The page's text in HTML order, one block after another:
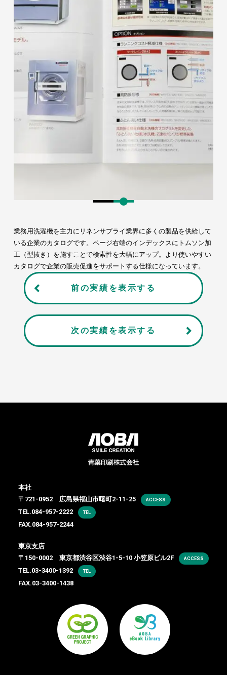
業務用洗濯機を主力にリネンサプライ業界に多くの製品を供給して
いる企業のカタログです。ページ右端のインデックスにトムソン加
工（型抜き）を施すことで検索性を大幅にアップ。より使いやすい
カタログで企業の販売促進をサポートする仕様になっています。
前の実績を表示する
次の実績を表示する
本社
〒721-0952 広島県福山市曙町2-11-25
ACCESS
TEL.084-957-2222 TEL
FAX.084-957-2244
東京支店
〒150-0002 東京都渋谷区渋谷1-5-10 小笠原ビル2F
ACCESS
TEL.03-3400-1392 TEL
FAX.03-3400-1438